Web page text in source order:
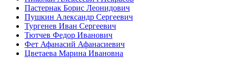
Пастернак Борис Леонидович
Пушкин Александр Сергеевич
Тургенев Иван Сергеевич
Тютчев Федор Иванович
Фет Афанасий Афанасиевич
Цветаева Марина Ивановна